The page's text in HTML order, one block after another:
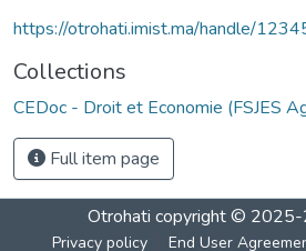
https://otrohati.imist.ma/handle/
Collections
CEDoc - Droit et Economie (FSJES
Full item page
Otrohati copyright ©
Privacy policy End User